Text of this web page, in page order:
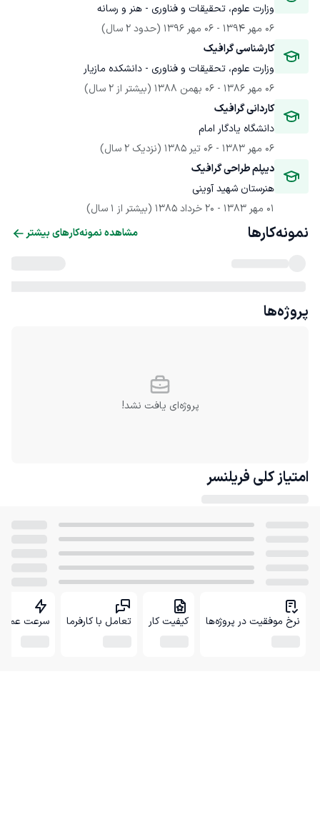
وزارت علوم، تحقیقات و فناوری - هنر و رسانه
06 مهر 1394
- 06 مهر 1396
(حدود 2 سال)
کارشناسی گرافیک
وزارت علوم، تحقیقات و فناوری - دانشکده مازیار
06 مهر 1386
- 06 بهمن 1388
(بیشتر از 2 سال)
کاردانی گرافیک
دانشگاه یادگار امام
06 مهر 1383
- 06 تیر 1385
(نزدیک 2 سال)
دیپلم طراحی گرافیک
هنرستان شهید آوینی
01 مهر 1383
- 20 خرداد 1385 (بیشتر از 1 سال)
نمونه‌کارها مشاهده نمونه‌کارهای بیشتر
پروژه‌ها
پروژه‌ای یافت نشد!
امتیاز کلی فریلنسر
نرخ موفقیت در پروژه‌ها کیفیت کار تعامل با کارفرما سرعت عمل